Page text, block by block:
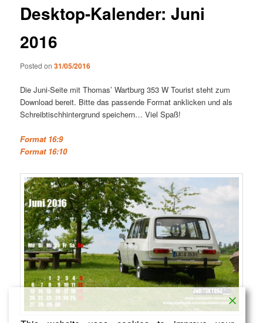
Desktop-Kalender: Juni
2016
Posted on31/05/2016
Die Juni-Seite mit Thomas’ Wartburg 353 W Tourist steht zum
Download bereit. Bitte das passende Format anklicken und als
Schreibtischhintergrund speichern… Viel Spaß!
Format 16:9
Format 16:10